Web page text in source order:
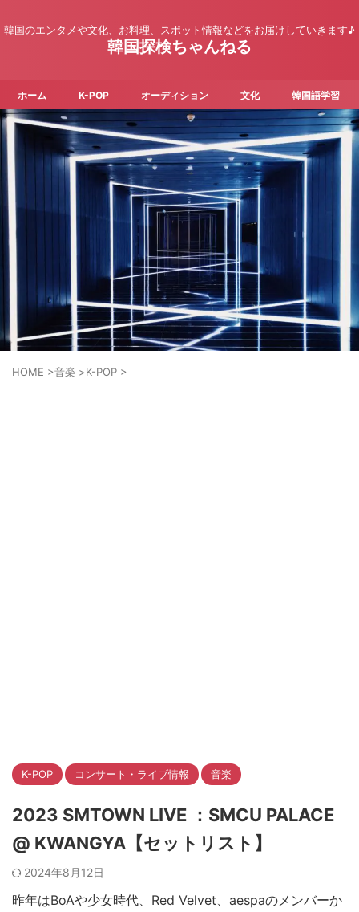
韓国のエンタメや文化、お料理、スポット情報などをお届けしていきます♪
韓国探検ちゃんねる
ホーム K-POP オーディション 文化 韓国語学習
HOME >音楽 >K-POP >
K-POP コンサート・ライブ情報 音楽
2023 SMTOWN LIVE ：SMCU PALACE
@ KWANGYA【セットリスト】
2024年8月12日
昨年はBoAや少女時代、Red Velvet、aespaのメンバーか